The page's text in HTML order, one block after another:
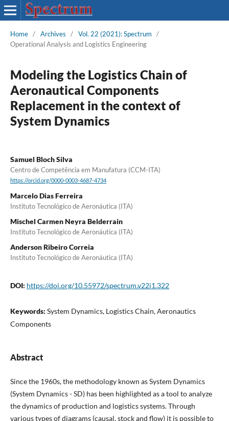
Home / Archives / Vol. 22 (2021): Spectrum
/
Operational Analysis and Logistics Engineering
Modeling the Logistics Chain of
Aeronautical Components
Replacement in the context of
System Dynamics
Samuel Bloch Silva
Centro de Competência em Manufatura (CCM-ITA)
https://orcid.org/0000-0003-4687-4734
Marcelo Dias Ferreira
Instituto Tecnológico de Aeronáutica (ITA)
Mischel Carmen Neyra Belderrain
Instituto Tecnológico de Aeronáutica (ITA)
Anderson Ribeiro Correia
Instituto Tecnológico de Aeronáutica (ITA)
DOI: https://doi.org/10.55972/spectrum.v22i1.322
Keywords: System Dynamics, Logistics Chain, Aeronautics
Components
Abstract
Since the 1960s, the methodology known as System Dynamics
(System Dynamics - SD) has been highlighted as a tool to analyze
the dynamics of production and logistics systems. Through
various types of diagrams (causal, stock and flow) it is possible to